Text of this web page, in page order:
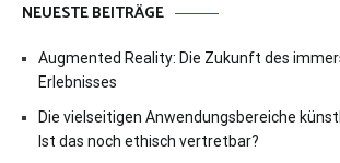
NEUESTE BEITRÄGE
Augmented Reality: Die Zukunft des
Erlebnisses
Die vielseitigen Anwendungsbereiche
Ist das noch ethisch vertretbar?